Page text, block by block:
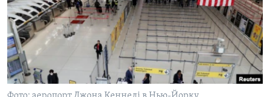
СУСПІЛЬСТВО
ЕКОНОМІКА
ІСТОРІЇ УСПІХУ УКРАЇНЦІВ
ТЕЛЕПРОГРАМИ
ЧАС-TIME
БРИФІНГ ГОЛОСУ АМЕРИКИ
ENGLISH
Learning English